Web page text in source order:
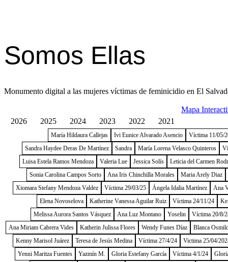
Somos Ellas
Monumento digital a las mujeres víctimas de feminicidio en El
Mapa
2026
2025 2024 2023 2022 2021
María Hildaura Callejas Ivi Eunice Alvarado Asencio
Víctima 11/05/
Sandra Haydee Deras De Martínez
Sandra María Lorena Velasco Quinteros
Luisa Estela Ramos Mendoza
Valeria Lue Jessica Solís
Leticia del Carmen
Sonia Carolina Campos Sorto
Ana Iris Chinchilla Morales
Maria Arely Diaz
Xiomara Stefany Mendoza Valdez
Víctima 29/03/25 Ángela Idalia Martínez
Ana
Elena Novoselova
Katherine Vanessa Aguilar Ruiz Víctima 24/11/24
Melissa Aurora Santos Vásquez
Ana Luz Montano Yoselin
Víctima 20/8/
Ana Miriam Cabrera Vides
Katherin Julissa Flores Wendy Funes Díaz
Blanca
Kenny Marisol Juárez
Teresa de Jesús Medina Víctima 27/4/24
Victima 25/04/
Yenni Maritza Fuentes
Yazmín M. Gloria Estefany García Víctima 4/1/24